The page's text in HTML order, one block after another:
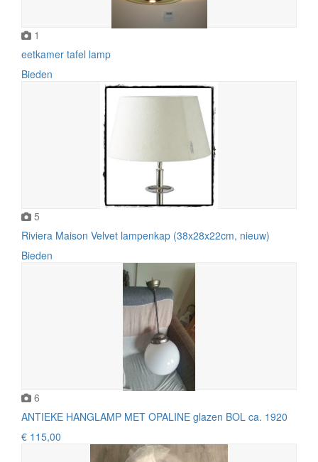
1
eetkamer tafel lamp
Bieden
5
Riviera Maison Velvet lampenkap (38x28x22cm, nieuw)
Bieden
6
ANTIEKE HANGLAMP MET OPALINE glazen BOL ca. 1920
€ 115,00